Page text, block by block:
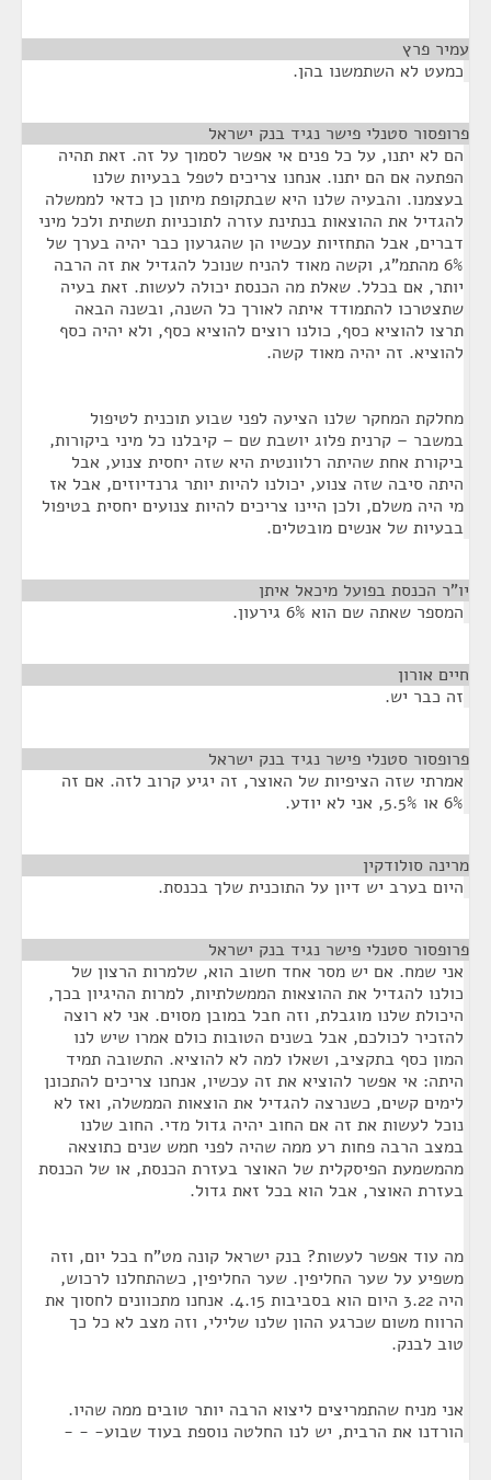
עמיר פרץ
כמעט לא השתמשנו בהן.
פרופסור סטנלי פישר נגיד בנק ישראל
הם לא יתנו, על כל פנים אי אפשר לסמוך על זה. זאת תהיה
הפתעה אם הם יתנו. אנחנו צריכים לטפל בבעיות שלנו
בעצמנו. והבעיה שלנו היא שבתקופת מיתון כן כדאי לממשלה
להגדיל את ההוצאות בנתינת עזרה לתוכניות תשתית ולכל מיני
דברים, אבל התחזיות עכשיו הן שהגרעון כבר יהיה בערך של
6% מהתמ"ג, וקשה מאוד להניח שנוכל להגדיל את זה הרבה
יותר, אם בכלל. שאלת מה הכנסת יכולה לעשות. זאת בעיה
שתצטרכו להתמודד איתה לאורך כל השנה, ובשנה הבאה
תרצו להוציא כסף, כולנו רוצים להוציא כסף, ולא יהיה כסף
להוציא. זה יהיה מאוד קשה.
מחלקת המחקר שלנו הציעה לפני שבוע תוכנית לטיפול
במשבר – קרנית פלוג יושבת שם – קיבלנו כל מיני ביקורות,
ביקורת אחת שהיתה רלוונטית היא שזה יחסית צנוע, אבל
היתה סיבה שזה צנוע, יכולנו להיות יותר גרנדיוזים, אבל אז
מי היה משלם, ולכן היינו צריכים להיות צנועים יחסית בטיפול
בבעיות של אנשים מובטלים.
יו"ר הכנסת בפועל מיכאל איתן
המספר שאתה שם הוא 6% גירעון.
חיים אורון
זה כבר יש.
פרופסור סטנלי פישר נגיד בנק ישראל
אמרתי שזה הציפיות של האוצר, זה יגיע קרוב לזה. אם זה
6% או 5.5%, אני לא יודע.
מרינה סולודקין
היום בערב יש דיון על התוכנית שלך בכנסת.
פרופסור סטנלי פישר נגיד בנק ישראל
אני שמח. אם יש מסר אחד חשוב הוא, שלמרות הרצון של
כולנו להגדיל את ההוצאות הממשלתיות, למרות ההיגיון בכך,
היכולת שלנו מוגבלת, וזה חבל במובן מסוים. אני לא רוצה
להזכיר לכולכם, אבל בשנים הטובות כולם אמרו שיש לנו
המון כסף בתקציב, ושאלו למה לא להוציא. התשובה תמיד
היתה: אי אפשר להוציא את זה עכשיו, אנחנו צריכים להתכונן
לימים קשים, כשנרצה להגדיל את הוצאות הממשלה, ואז לא
נוכל לעשות את זה אם החוב יהיה גדול מדי. החוב שלנו
במצב הרבה פחות רע ממה שהיה לפני חמש שנים כתוצאה
מהמשמעת הפיסקלית של האוצר בעזרת הכנסת, או של הכנסת
בעזרת האוצר, אבל הוא בכל זאת גדול.
מה עוד אפשר לעשות? בנק ישראל קונה מט"ח בכל יום, וזה
משפיע על שער החליפין. שער החליפין, כשהתחלנו לרכוש,
היה 3.22 היום הוא בסביבות 4.15. אנחנו מתכוונים לחסוך את
הרווח משום שכרגע ההון שלנו שלילי, וזה מצב לא כל כך
טוב לבנק.
אני מניח שהתמריצים ליצוא הרבה יותר טובים ממה שהיו.
הורדנו את הרבית, יש לנו החלטה נוספת בעוד שבוע- - -